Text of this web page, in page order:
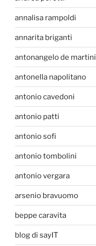
annalisa rampoldi
annarita briganti
antonangelo de martini
antonella napolitano
antonio cavedoni
antonio patti
antonio sofi
antonio tombolini
antonio vergara
arsenio bravuomo
beppe caravita
blog di sayIT